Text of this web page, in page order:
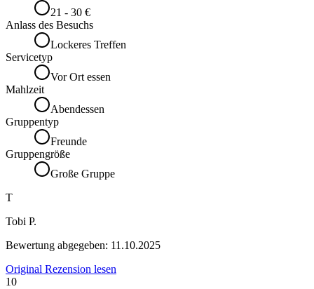
21 - 30 €
Anlass des Besuchs
Lockeres Treffen
Servicetyp
Vor Ort essen
Mahlzeit
Abendessen
Gruppentyp
Freunde
Gruppengröße
Große Gruppe
T
Tobi P.
Bewertung abgegeben: 11.10.2025
Original Rezension lesen
10